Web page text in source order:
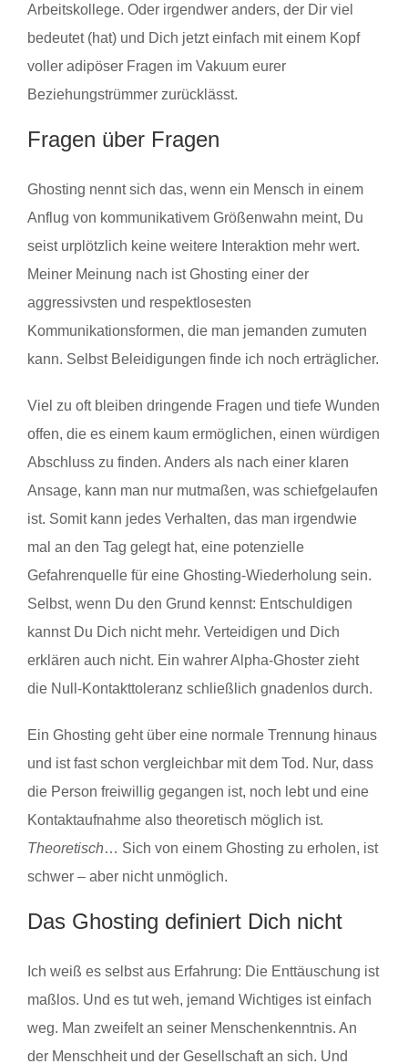
Arbeitskollege. Oder irgendwer anders, der Dir viel
bedeutet (hat) und Dich jetzt einfach mit einem Kopf
voller adipöser Fragen im Vakuum eurer
Beziehungstrümmer zurücklässt.
Fragen über Fragen
Ghosting nennt sich das, wenn ein Mensch in einem
Anflug von kommunikativem Größenwahn meint, Du
seist urplötzlich keine weitere Interaktion mehr wert.
Meiner Meinung nach ist Ghosting einer der
aggressivsten und respektlosesten
Kommunikationsformen, die man jemanden zumuten
kann. Selbst Beleidigungen finde ich noch erträglicher.
Viel zu oft bleiben dringende Fragen und tiefe Wunden
offen, die es einem kaum ermöglichen, einen würdigen
Abschluss zu finden. Anders als nach einer klaren
Ansage, kann man nur mutmaßen, was schiefgelaufen
ist. Somit kann jedes Verhalten, das man irgendwie
mal an den Tag gelegt hat, eine potenzielle
Gefahrenquelle für eine Ghosting-Wiederholung sein.
Selbst, wenn Du den Grund kennst: Entschuldigen
kannst Du Dich nicht mehr. Verteidigen und Dich
erklären auch nicht. Ein wahrer Alpha-Ghoster zieht
die Null-Kontakttoleranz schließlich gnadenlos durch.
Ein Ghosting geht über eine normale Trennung hinaus
und ist fast schon vergleichbar mit dem Tod. Nur, dass
die Person freiwillig gegangen ist, noch lebt und eine
Kontaktaufnahme also theoretisch möglich ist.
Theoretisch… Sich von einem Ghosting zu erholen, ist
schwer – aber nicht unmöglich.
Das Ghosting definiert Dich nicht
Ich weiß es selbst aus Erfahrung: Die Enttäuschung ist
maßlos. Und es tut weh, jemand Wichtiges ist einfach
weg. Man zweifelt an seiner Menschenkenntnis. An
der Menschheit und der Gesellschaft an sich. Und